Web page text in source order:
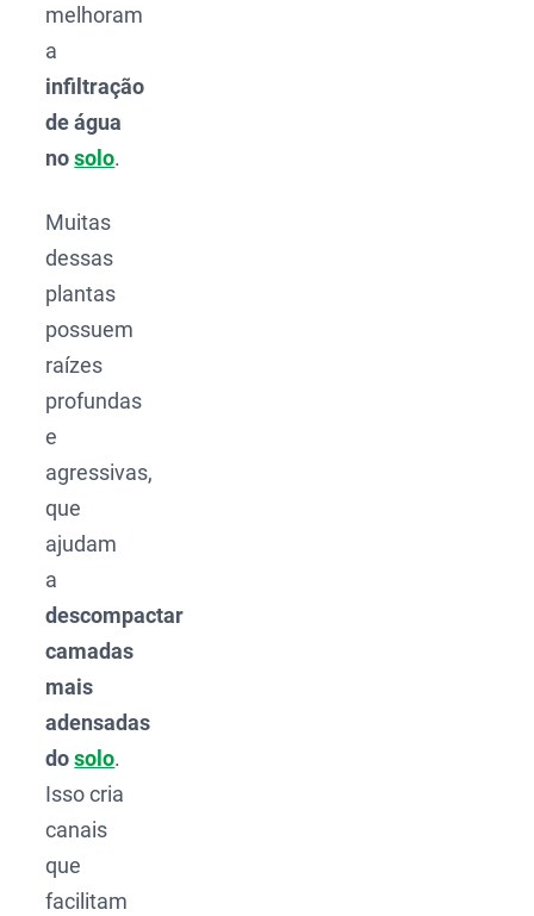
melhoram
a
infiltração
de água
nosolo.
Muitas
dessas
plantas
possuem
raízes
profundas
e
agressivas,
que
ajudam
a
descompactar
camadas
mais
adensadas
dosolo.
Isso cria
canais
que
facilitam